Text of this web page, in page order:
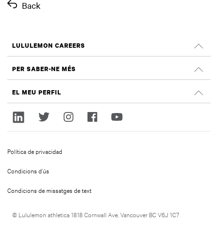
Back
LULULEMON CAREERS
CERCA LLOCS DE FEINA
PER SABER-NE MÉS
Sostenibilitat i impacte social
lululemon.com
EL MEU PERFIL
Inicia sessió
© Lululemon athletica 1818 Cornwall Ave, Vancouver BC V6J 1C7
Política de privacidad
Condicions d’ús
Condicions de missatges de text